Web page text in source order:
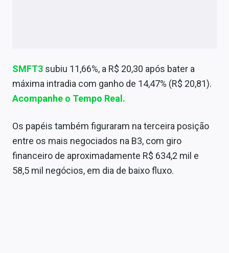
Tecnologia
Conteúdo de Marca
Sobre
Expediente
Contato
SMFT3 subiu 11,66%, a R$ 20,30 após bater a
máxima intradia com ganho de 14,47% (R$ 20,81).
Acompanhe o Tempo Real.
Os papéis também figuraram na terceira posição
entre os mais negociados na B3, com giro
financeiro de aproximadamente R$ 634,2 mil e
58,5 mil negócios, em dia de baixo fluxo.